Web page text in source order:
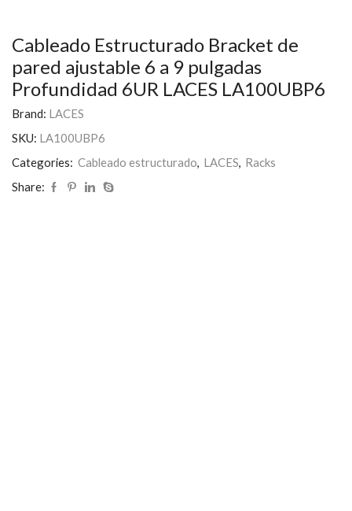
Cableado Estructurado Bracket de
pared ajustable 6 a 9 pulgadas
Profundidad 6UR LACES LA100UBP6
Brand: LACES
SKU: LA100UBP6
Categories: Cableado estructurado, LACES, Racks
Share: